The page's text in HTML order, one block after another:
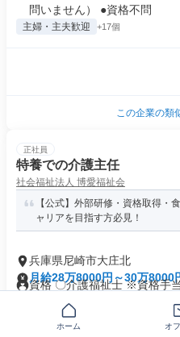
問いません） ●資格不問
主婦・主夫歓迎 +17個
この企業の類
正社員
特養での介護主任
社会福祉法人 博愛福祉会
【公式】外部研修・資格取得・
ャリアを目指す方必見！
兵庫県尼崎市大庄北
月給28万8000円～30万8000
資格 〇介護福祉士 ※資格手
〇マネジメント経...
主婦・主夫歓迎 +2個
ホーム オ